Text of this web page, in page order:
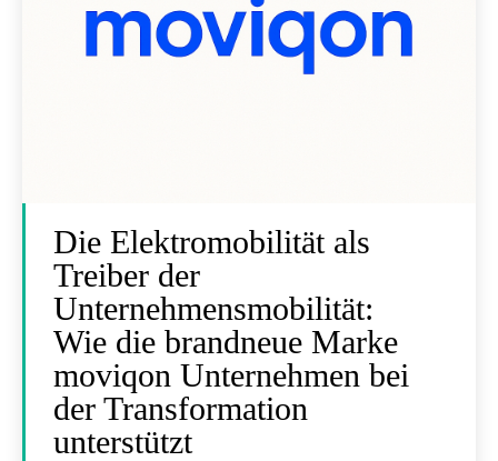
Die Elektromobilität als
Treiber der
Unternehmensmobilität:
Wie die brandneue Marke
moviqon Unternehmen bei
der Transformation
unterstützt